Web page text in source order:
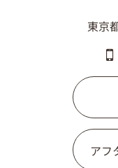
東京
アフ